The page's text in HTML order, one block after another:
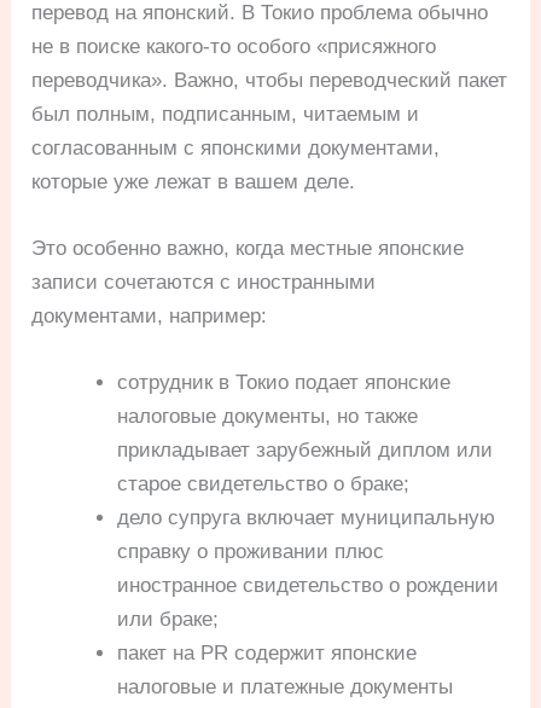
перевод на японский. В Токио проблема обычно
не в поиске какого-то особого «присяжного
переводчика». Важно, чтобы переводческий пакет
был полным, подписанным, читаемым и
согласованным с японскими документами,
которые уже лежат в вашем деле.
Это особенно важно, когда местные японские
записи сочетаются с иностранными
документами, например:
сотрудник в Токио подает японские
налоговые документы, но также
прикладывает зарубежный диплом или
старое свидетельство о браке;
дело супруга включает муниципальную
справку о проживании плюс
иностранное свидетельство о рождении
или браке;
пакет на PR содержит японские
налоговые и платежные документы